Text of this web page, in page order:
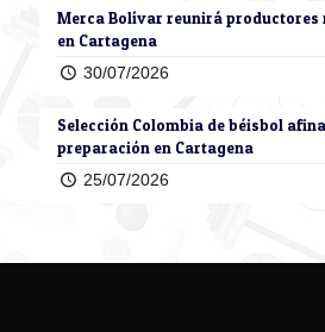
Merca Bolívar reunirá productores
en Cartagena
30/07/2026
Selección Colombia de béisbol
preparación en Cartagena
25/07/2026